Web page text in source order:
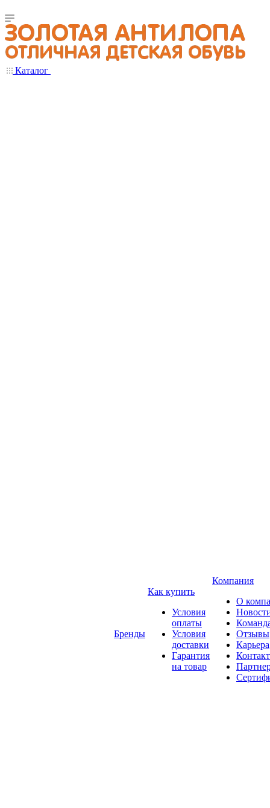
Каталог
Бренды
Как купить
Условия
оплаты
Условия
доставки
Гарантия
на товар
Компания
О
Отзывы
Карьера